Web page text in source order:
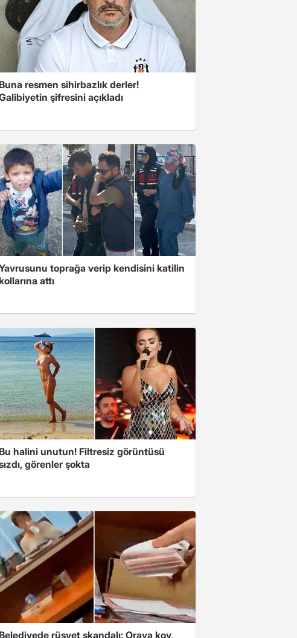
Buna resmen sihirbazlık derler!
şifresini açıkladı
toprağa verip kendisini katilin
attı
Bu halini unutun! Filtresiz görüntüsü
görenler şokta
Belediyede rüşvet skandalı: Oraya koy,